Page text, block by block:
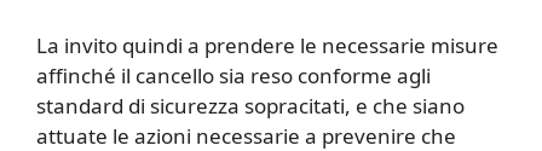
La invito quindi a prendere le necessarie misure
affinché il cancello sia reso conforme agli
standard di sicurezza sopracitati, e che siano
attuate le azioni necessarie a prevenire che